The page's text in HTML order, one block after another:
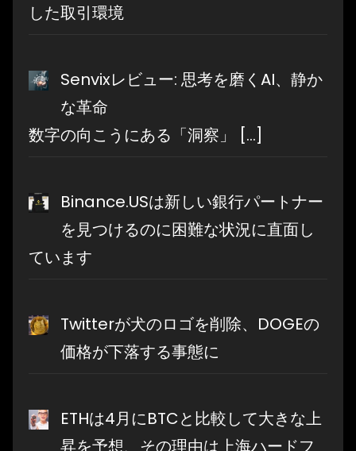
した取引環境
Senvixレビュー: 思考を磨くAI、静か
な革命
数字の向こうにある「洞察」
[…]
Binance.USは新しい銀行パートナー
を見つけるのに困難な状況に直面し
ています
Twitterが犬のロゴを削除、DOGEの
価格が下落する事態に
ETHは4月にBTCと比較して大きな上
昇を予想、その理由は上海ハードフ